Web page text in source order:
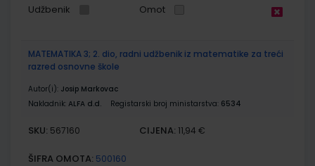
Udžbenik Omot
MATEMATIKA 3; 2. dio, radni udžbenik iz matematike za treći
razred osnovne škole
Autor(i): Josip Markovac
Nakladnik: ALFA d.d. Registarski broj ministarstva: 6534
SKU: 567160 CIJENA: 11,94 €
ŠIFRA OMOTA: 500160